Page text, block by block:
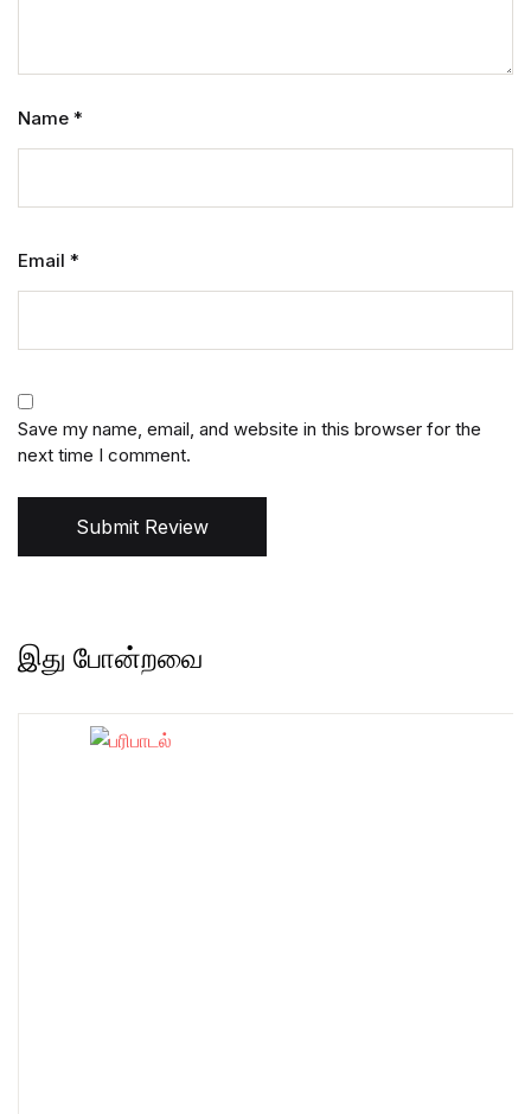
Name *
Email *
Save my name, email, and website in this browser for the
next time I comment.
Submit Review
இது போன்றவை